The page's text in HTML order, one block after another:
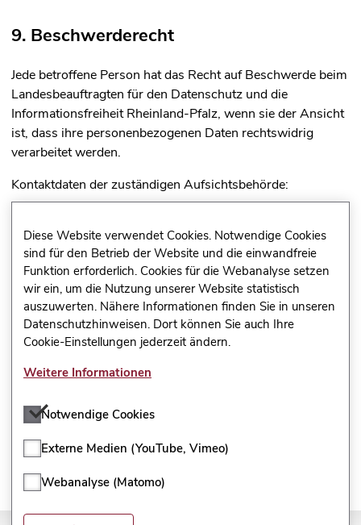
9. Beschwerderecht
Jede betroffene Person hat das Recht auf Beschwerde beim
Landesbeauftragten für den Datenschutz und die
Informationsfreiheit Rheinland-Pfalz, wenn sie der Ansicht
ist, dass ihre personenbezogenen Daten rechtswidrig
verarbeitet werden.
Kontaktdaten der zuständigen Aufsichtsbehörde:
Informationsfreiheit Rheinland-Pfalz
Hintere Bleiche 34
55116 Mainz
poststelle@datenschutz.rlp.de
Diese Website verwendet Cookies. Notwendige Cookies
sind für den Betrieb der Website und die einwandfreie
Funktion erforderlich. Cookies für die Webanalyse setzen
wir ein, um die Nutzung unserer Website statistisch
auszuwerten. Nähere Informationen finden Sie in unseren
Datenschutzhinweisen. Dort können Sie auch Ihre
Cookie-Einstellungen jederzeit ändern.
Weitere Informationen
Notwendige Cookies
Externe Medien (YouTube, Vimeo)
Webanalyse (Matomo)